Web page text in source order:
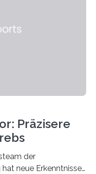
Präzisere
der
neue Erkenntnisse